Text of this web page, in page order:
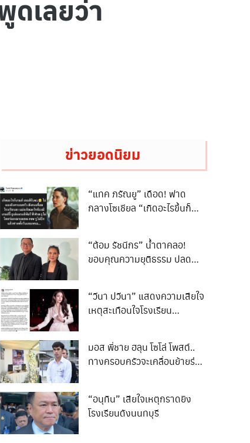
ดเลยว่า
ข่าวยอดนิยม
“แทค ภรัณยู” เดือด! ฟาด
กลางโซเชียล “เกิดอะไรขึ้นก็
“ต้อม รัชนีกร” น้ำตาคลอ!
ขอบคุณความยุติธรรม ปลด
“วีนา ปวีนา” แสดงความเสียใจ
เหตุสะเทือนใจโรงเรียน
มอส พี่ชาย ฮลุน โซโล่ โพสต์..
ทางครอบครัวจะเคลื่อนย้ายร่าง
“อนุทิน” เสียใจเหตุกราดยิง
โรงเรียนดังนนทบุรี